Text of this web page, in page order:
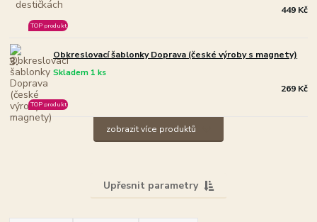
TOP produkt
449 Kč
3. Obkreslovací šablonky Doprava (české výroby s magnety)
Skladem 1 ks
TOP produkt
269 Kč
zobrazit více produktů
Upřesnit parametry